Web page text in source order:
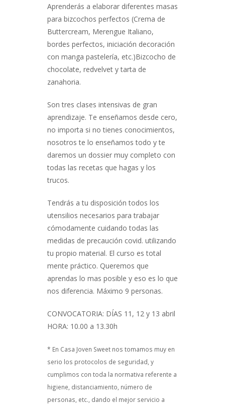
Aprenderás a elaborar diferentes masas
para bizcochos perfectos (Crema de
Buttercream, Merengue Italiano,
bordes perfectos, iniciación decoración
con manga pastelería, etc.)Bizcocho de
chocolate, redvelvet y tarta de
zanahoria.
Son tres clases intensivas de gran
aprendizaje. Te enseñamos desde cero,
no importa si no tienes conocimientos,
nosotros te lo enseñamos todo y te
daremos un dossier muy completo con
todas las recetas que hagas y los
trucos.
Tendrás a tu disposición todos los
utensilios necesarios para trabajar
cómodamente cuidando todas las
medidas de precaución covid. utilizando
tu propio material. El curso es total
mente práctico. Queremos que
aprendas lo mas posible y eso es lo que
nos diferencia. Máximo 9 personas.
CONVOCATORIA: DÍAS 11, 12 y 13 abril
HORA: 10.00 a 13.30h
* En Casa Joven Sweet nos tomamos muy en
serio los protocolos de seguridad, y
cumplimos con toda la normativa referente a
higiene, distanciamiento, número de
personas, etc., dando el mejor servicio a